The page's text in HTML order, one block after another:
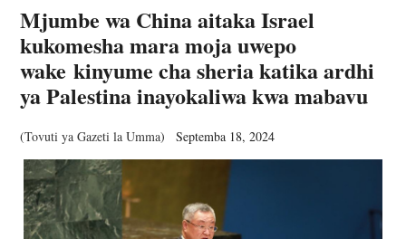
Mjumbe wa China aitaka Israel
kukomesha mara moja uwepo
wake kinyume cha sheria katika ardhi
ya Palestina inayokaliwa kwa mabavu
(Tovuti ya Gazeti la Umma) Septemba 18, 2024